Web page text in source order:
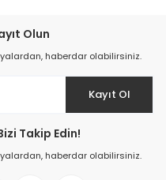
Olun
haberdar olabilirsiniz.
Kayıt Ol
Takip Edin!
haberdar olabilirsiniz.